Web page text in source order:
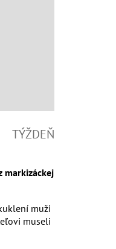
TÝŽDEŇ
markizáckej
muži
museli